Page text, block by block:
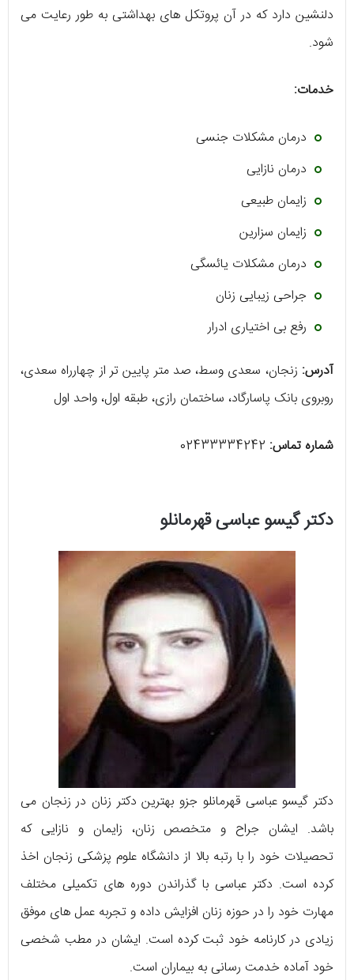
دلنشین دارد که در آن پروتکل های بهداشتی به طور رعایت می
شود.
خدمات:
درمان مشکلات جنسی
درمان نازایی
زایمان طبیعی
زایمان سزارین
درمان مشکلات یائسگی
جراحی زیبایی زنان
رفع بی اختیاری ادرار
آدرس: زنجان، سعدی وسط، صد متر پایین تر از چهارراه سعدی،
روبروی بانک پاسارگاد، ساختمان رازی، طبقه اول، واحد اول
شماره تماس:
دکتر گیسو عباسی قهرمانلو
دکتر گیسو عباسی قهرمانلو جزو بهترین دکتر زنان در زنجان می
باشد. ایشان جراح و متخصص زنان، زایمان و نازایی که
تحصیلات خود را با رتبه بالا از دانشگاه علوم پزشکی زنجان اخذ
کرده است. دکتر عباسی با گذراندن دوره های تکمیلی مختلف
مهارت خود را در حوزه زنان افزایش داده و تجربه عمل های موفق
زیادی در کارنامه خود ثبت کرده است. ایشان در مطب شخصی
خود آماده خدمت رسانی به بیماران است.